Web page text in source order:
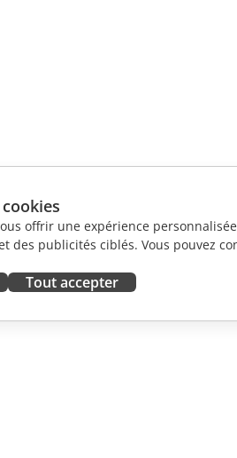
offrir une expérience
des publicités ciblés. Vous pouvez
Tout accepter